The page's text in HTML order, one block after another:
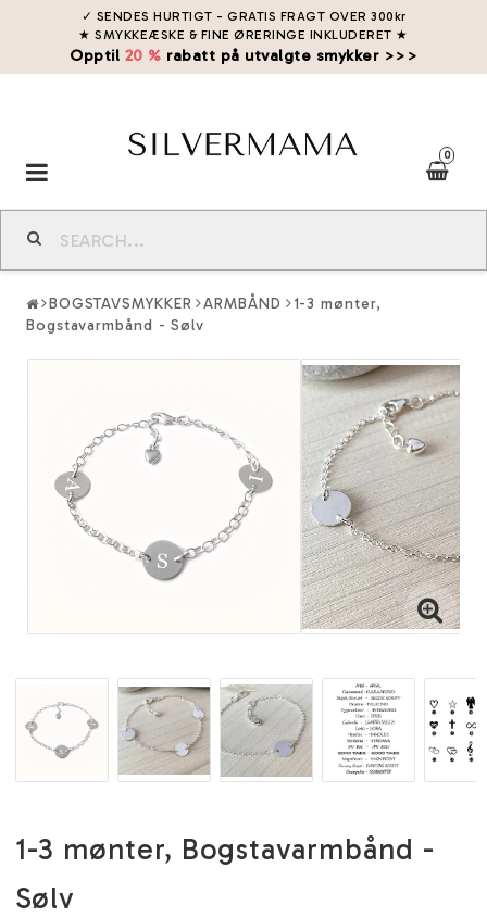
✓ SENDES HURTIGT - GRATIS FRAGT OVER 300kr
★ SMYKKEÆSKE & FINE ØRERINGE INKLUDERET ★
Opptil 20 % rabatt på utvalgte smykker >>>
0
Toggle
navigation
BOGSTAVSMYKKER ARMBÅND
1-3 mønter,
Bogstavarmbånd - Sølv
1-3 mønter, Bogstavarmbånd -
Sølv